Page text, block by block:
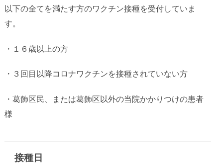
以下の全てを満たす方のワクチン接種を受付していま
す。
・１６歳以上の方
・３回目以降コロナワクチンを接種されていない方
・葛飾区民、または葛飾区以外の当院かかりつけの患者
様
接種日